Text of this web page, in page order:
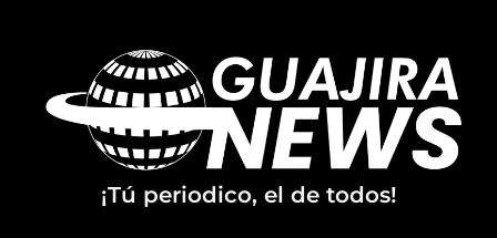
¡Tú periodico, el de todos!